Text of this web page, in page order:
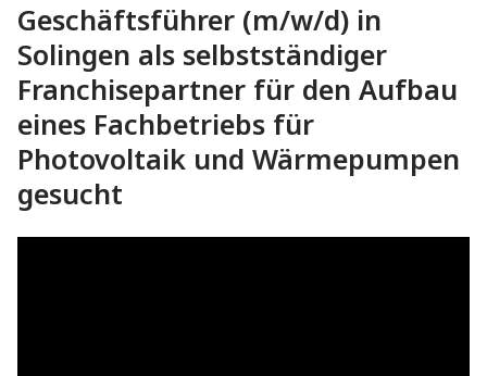
Geschäftsführer (m/w/d) in
Solingen als selbstständiger
Franchisepartner für den Aufbau
eines Fachbetriebs für
Photovoltaik und Wärmepumpen
gesucht